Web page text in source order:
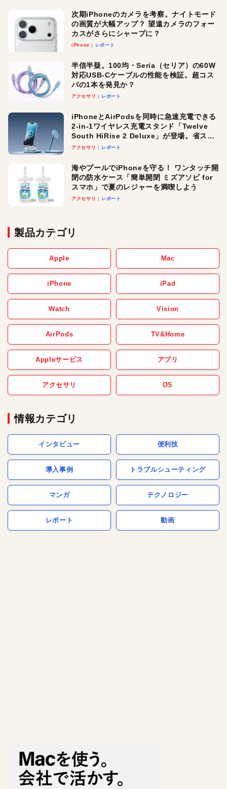
次期iPhoneのカメラを考察。ナイトモード
の画質が大幅アップ？ 望遠カメラのフォー
カスがさらにシャープに？
iPhone レポート
半信半疑。100均・Seria（セリア）の60W
対応USB-Cケーブルの性能を検証。超コス
パの1本を発見か？
アクセサリ レポート
iPhoneとAirPodsを同時に急速充電できる
2-in-1ワイヤレス充電スタンド「Twelve
South HiRise 2 Deluxe」が登場。省スペ
ースでおしゃれに充電したい人にオスス
アクセサリ レポート
海やプールでiPhoneを守る！ ワンタッチ開
閉の防水ケース「簡単開閉 ミズアソビ for
スマホ」で夏のレジャーを満喫しよう
アクセサリ レポート
製品カテゴリ
Apple Mac
iPhone iPad
Watch Vision
AirPods TV&Home
Appleサービス アプリ
アクセサリ OS
情報カテゴリ
インタビュー 便利技
導入事例 トラブルシューティング
マンガ テクノロジー
レポート 動画